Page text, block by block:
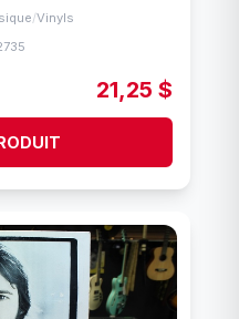
/Vinyls
21,25 $